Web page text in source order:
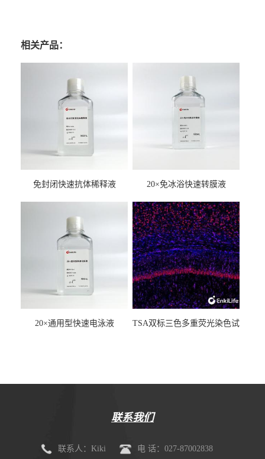
相关产品：
免封闭快速抗体稀释液 20×免冰浴快速转膜液
20×通用型快速电泳液
TSA双标三色多重荧光染色试
联系我们
联系人：Kiki 电 话：027-87002838